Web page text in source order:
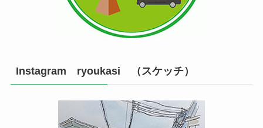
Instagram ryoukasi （スケッチ）